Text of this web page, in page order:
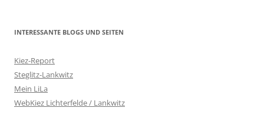
INTERESSANTE BLOGS UND SEITEN
Kiez-Report
Steglitz-Lankwitz
Mein LiLa
WebKiez Lichterfelde / Lankwitz